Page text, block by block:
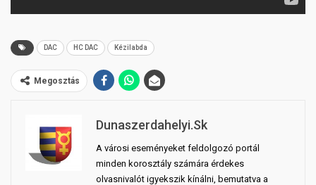
DAC HC DAC Kézilabda
Megosztás
Dunaszerdahelyi.sk
A városi eseményeket feldolgozó portál
minden korosztály számára érdekes
olvasnivalót igyekszik kínálni, bemutatva a